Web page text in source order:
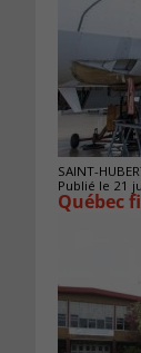
SAINT-
Publié le 21
Québec